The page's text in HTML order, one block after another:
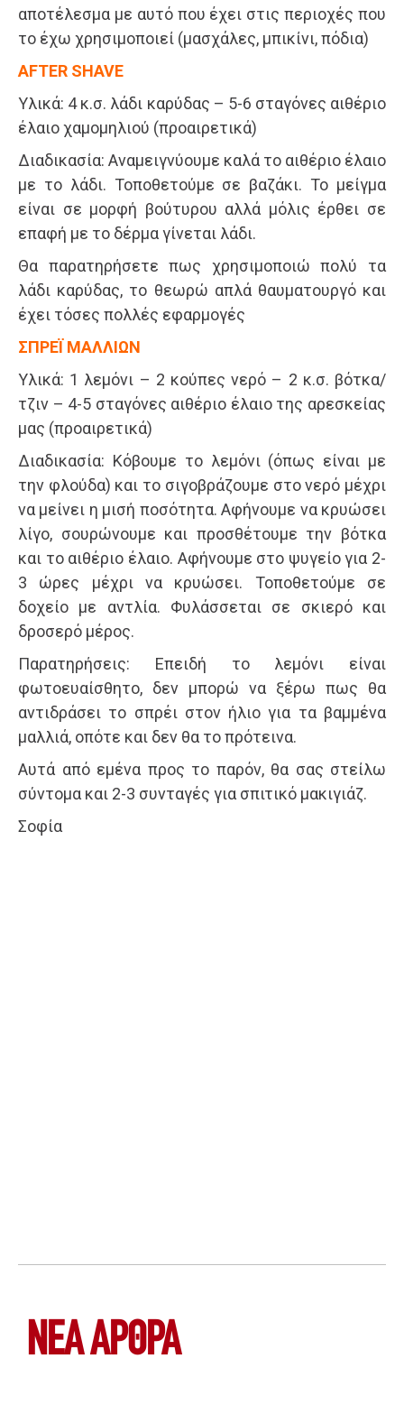
αποτέλεσμα με αυτό που έχει στις περιοχές που
το έχω χρησιμοποιεί (μασχάλες, μπικίνι, πόδια)
AFTER SHAVE
Υλικά: 4 κ.σ. λάδι καρύδας – 5-6 σταγόνες αιθέριο
έλαιο χαμομηλιού (προαιρετικά)
Διαδικασία: Αναμειγνύουμε καλά το αιθέριο έλαιο
με το λάδι. Τοποθετούμε σε βαζάκι. Το μείγμα
είναι σε μορφή βούτυρου αλλά μόλις έρθει σε
επαφή με το δέρμα γίνεται λάδι.
Θα παρατηρήσετε πως χρησιμοποιώ πολύ τα
λάδι καρύδας, το θεωρώ απλά θαυματουργό και
έχει τόσες πολλές εφαρμογές
ΣΠΡΕΪ ΜΑΛΛΙΩΝ
Υλικά: 1 λεμόνι – 2 κούπες νερό – 2 κ.σ. βότκα/
τζιν – 4-5 σταγόνες αιθέριο έλαιο της αρεσκείας
μας (προαιρετικά)
Διαδικασία: Κόβουμε το λεμόνι (όπως είναι με
την φλούδα) και το σιγοβράζουμε στο νερό μέχρι
να μείνει η μισή ποσότητα. Αφήνουμε να κρυώσει
λίγο, σουρώνουμε και προσθέτουμε την βότκα
και το αιθέριο έλαιο. Αφήνουμε στο ψυγείο για 2-
3 ώρες μέχρι να κρυώσει. Τοποθετούμε σε
δοχείο με αντλία. Φυλάσσεται σε σκιερό και
δροσερό μέρος.
Παρατηρήσεις: Επειδή το λεμόνι είναι
φωτοευαίσθητο, δεν μπορώ να ξέρω πως θα
αντιδράσει το σπρέι στον ήλιο για τα βαμμένα
μαλλιά, οπότε και δεν θα το πρότεινα.
Αυτά από εμένα προς το παρόν, θα σας στείλω
σύντομα και 2-3 συνταγές για σπιτικό μακιγιάζ.
Σοφία
ΝΕΑ ΆΡΘΡΑ